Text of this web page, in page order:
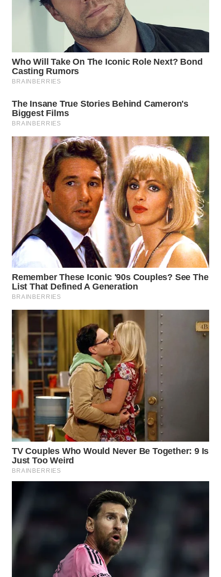
WN
SEMARANG
WN
SOLO
WN
BOROBUDUR
WN
MADURA
WN
SURABAYA
WN
BINTAN
WN
WN
LIKUPANG
WN
LABUANBAJO
WN
BORNEO
Wahana
Media
Group
WAHANA